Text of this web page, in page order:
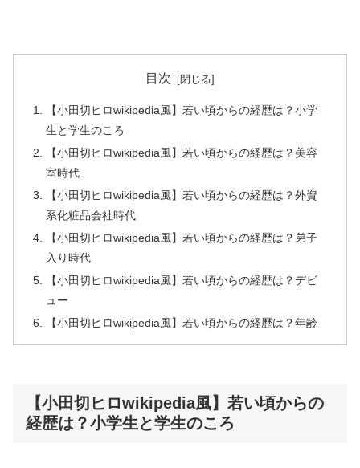
目次
【小田切ヒロwikipedia風】若い頃からの経歴は？小学
生と学生のころ
【小田切ヒロwikipedia風】若い頃からの経歴は？美容
室時代
【小田切ヒロwikipedia風】若い頃からの経歴は？外資
系化粧品会社時代
【小田切ヒロwikipedia風】若い頃からの経歴は？弟子
入り時代
【小田切ヒロwikipedia風】若い頃からの経歴は？デビ
ュー
【小田切ヒロwikipedia風】若い頃からの経歴は？年齢
【小田切ヒロwikipedia風】若い頃からの
経歴は？小学生と学生のころ